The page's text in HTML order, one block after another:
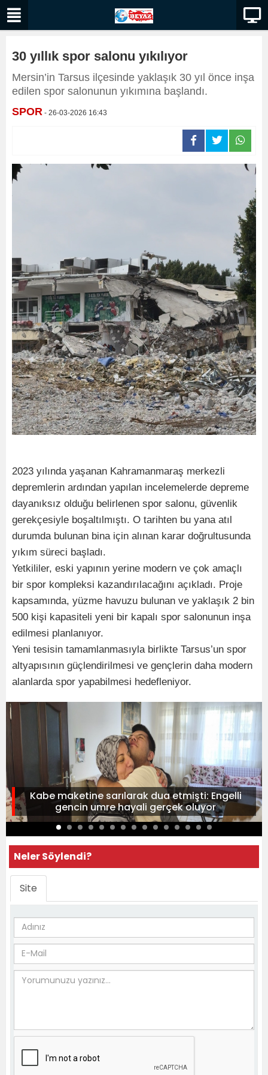
30 yıllık spor salonu yıkılıyor
Mersin’in Tarsus ilçesinde yaklaşık 30 yıl önce inşa
edilen spor salonunun yıkımına başlandı.
SPOR - 26-03-2026 16:43
2023 yılında yaşanan Kahramanmaraş merkezli
depremlerin ardından yapılan incelemelerde depreme
dayanıksız olduğu belirlenen spor salonu, güvenlik
gerekçesiyle boşaltılmıştı. O tarihten bu yana atıl
durumda bulunan bina için alınan karar doğrultusunda
yıkım süreci başladı.
Yetkililer, eski yapının yerine modern ve çok amaçlı
bir spor kompleksi kazandırılacağını açıkladı. Proje
kapsamında, yüzme havuzu bulunan ve yaklaşık 2 bin
500 kişi kapasiteli yeni bir kapalı spor salonunun inşa
edilmesi planlanıyor.
Yeni tesisin tamamlanmasıyla birlikte Tarsus’un spor
altyapısının güçlendirilmesi ve gençlerin daha modern
alanlarda spor yapabilmesi hedefleniyor.
Kabe maketine sarılarak dua etmişti: Engelli
gencin umre hayali gerçek oluyor
Neler Söylendi?
Site